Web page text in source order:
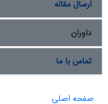
ارسال مقاله
داوران
تماس با ما
صفحه اصلی